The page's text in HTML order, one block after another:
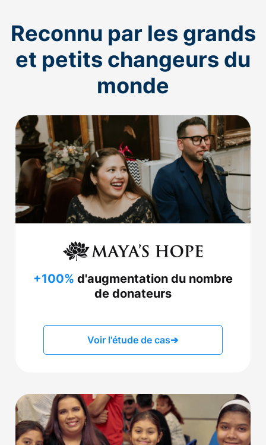
Reconnu par les grands
et petits changeurs du
monde
+100% d'augmentation du nombre
de donateurs
Voir l'étude de cas➔